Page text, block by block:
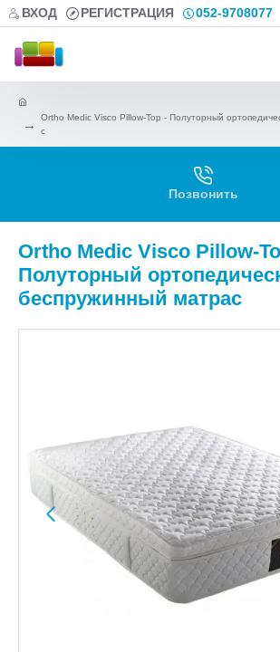
ВХОД РЕГИСТРАЦИЯ 052-9708077
Ortho Medic Visco Pillow-Top - Полуторный
с
Позвонить
Ortho Medic Visco Pillow-
Полуторный
беспружинный матрас